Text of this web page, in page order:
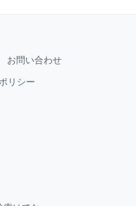
お問い合わせ
リシー